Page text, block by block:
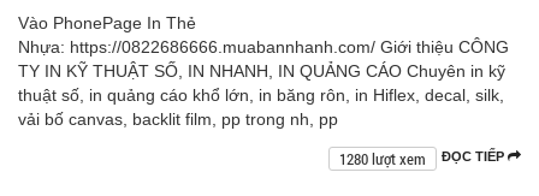
Vào PhonePage In Thẻ
Nhựa: https://0822686666.muabannhanh.com/ Giới thiệu CÔNG
TY IN KỸ THUẬT SỐ, IN NHANH, IN QUẢNG CÁO Chuyên in kỹ
thuật số, in quảng cáo khổ lớn, in băng rôn, in Hiflex, decal, silk,
vải bố canvas, backlit film, pp trong nh, pp
ĐỌC TIẾP
1280 lượt xem